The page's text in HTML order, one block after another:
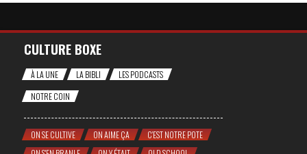
CULTURE BOXE
À LA UNE LA BIBLI
LES PODCASTS
NOTRE COIN
ON SE CULTIVE ON AIME ÇA
C'EST NOTRE POTE